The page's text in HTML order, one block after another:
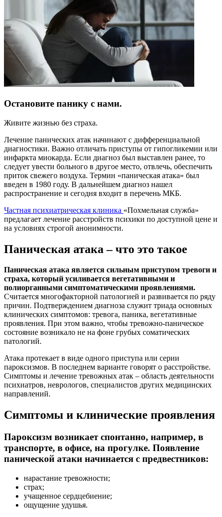
Остановите панику с нами.
Живите жизнью без страха.
Лечение панических атак начинают с дифференциальной
диагностики. Важно отличать приступы от гипогликемии или
инфаркта миокарда. Если диагноз был выставлен ранее, то
следует увести больного в другое место, отвлечь, обеспечить
приток свежего воздуха. Термин «паническая атака» был
введен в 1980 году. В дальнейшем диагноз нашел
распространение и сегодня входит в перечень МКБ.
Частная психиатрическая клиника «Похмельная служба»
предлагает лечение расстройств психики по доступной цене и
на условиях строгой анонимности.
Паническая атака – что это такое
Паническая атака является сильным приступом тревоги и
страха, который усиливается вегетативными и
полиорганными симптоматическими проявлениями.
Считается многофакторной патологией и развивается по ряду
причин. Подтверждением диагноза служит триада основных
клинических симптомов: тревога, паника, вегетативные
проявления. При этом важно, чтобы тревожно-паническое
состояние возникало не на фоне грубых соматических
патологий.
Атака протекает в виде одного приступа или серии
пароксизмов. В последнем варианте говорят о расстройстве.
Симптомы и лечение тревожных атак – область деятельности
психиатров, неврологов, специалистов других медицинских
направлений.
Симптомы и клинические проявления
Пароксизм возникает спонтанно, например, в
транспорте, в офисе, на прогулке. Появление
панической атаки начинается с предвестников:
нарастание тревожности;
страх;
учащенное сердцебиение;
ощущение удушья.